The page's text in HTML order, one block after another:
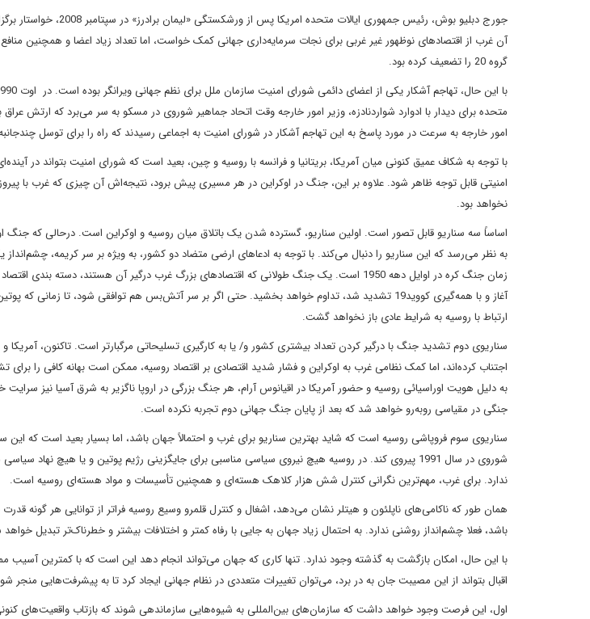
آن غرب از اقتصادهای نوظهور غیر غربی برای نجات سرمایه‌داری جهانی کمک خواست، اما تعداد زیاد اعضا و همچنین
گروه 20 را تضعیف کرده بود.
متحده برای دیدار با ادوارد شواردنادزه، وزیر امور خارجه وقت اتحاد جماهیر شوروی در مسکو به سر می‌برد که ارتش
امور خارجه به سرعت در مورد پاسخ به این تهاجم آشکار در شورای امنیت به اجماعی رسیدند که راه را برای توسل
با توجه به شکاف عمیق کنونی میان آمریکا، بریتانیا و فرانسه با روسیه و چین، بعید است که شورای امنیت بتواند در
امنیتی قابل توجه ظاهر شود. علاوه بر این، جنگ در اوکراین در هر مسیری پیش برود، نتیجه‌اش آن چیزی که غرب با
نخواهد بود.
اساساً سه سناریو قابل تصور است. اولین سناریو، گسترده شدن یک باتلاق میان روسیه و اوکراین است. درحالی که جنگ
به نظر می‌رسد که این سناریو را دنبال می‌کند. با توجه به ادعاهای ارضی متضاد دو کشور، به ویژه بر سر کریمه،
زمان جنگ کره در اوایل دهه 1950 است. یک جنگ طولانی که اقتصادهای بزرگ غرب درگیر آن هستند، دسته
آغاز و با همه‌گیری کووید19 تشدید شد، تداوم خواهد بخشید. حتی اگر بر سر آتش‌بس هم توافقی شود، تا زمانی
ارتباط با روسیه به شرایط عادی باز نخواهد گشت.
سناریوی دوم تشدید جنگ با درگیر کردن تعداد بیشتری کشور و/ یا به کارگیری تسلیحاتی مرگبارتر است. تاکنون،
اجتناب کرده‌اند، اما کمک نظامی غرب به اوکراین و فشار شدید اقتصادی بر اقتصاد روسیه، ممکن است بهانه کافی را
به دلیل هویت اوراسیائی روسیه و حضور آمریکا در اقیانوس آرام، هر جنگ بزرگی در اروپا ناگزیر به شرق آسیا نیز
جنگی در مقیاسی روبه‌رو خواهد شد که بعد از پایان جنگ جهانی دوم تجربه نکرده است.
سناریوی سوم فروپاشی روسیه است که شاید بهترین سناریو برای غرب و احتمالاً جهان باشد، اما بسیار بعید است که این
شوروی در سال 1991 پیروی کند. در روسیه هیچ نیروی سیاسی مناسبی برای جایگزینی رژیم پوتین و یا هیچ نهاد
ندارد. برای غرب، مهم‌ترین نگرانی کنترل شش هزار کلاهک هسته‌ای و همچنین تأسیسات و مواد هسته‌ای روسیه است.
همان طور که ناکامی‌های ناپلئون و هیتلر نشان می‌دهد، اشغال و کنترل قلمرو وسیع روسیه فراتر از توانایی هر گونه
باشد، فعلا چشم‌انداز روشنی ندارد. به احتمال زیاد جهان به جایی با رفاه کمتر و اختلافات بیشتر و خطرناک‌تر تبدیل
با این حال، امکان بازگشت به گذشته وجود ندارد. تنها کاری که جهان می‌تواند انجام دهد این است که با کمترین آسیب
اقبال بتواند از این مصیبت جان به در برد، می‌توان تغییرات متعددی در نظام جهانی ایجاد کرد تا به پیشرفت‌هایی منجر
اول، این فرصت وجود خواهد داشت که سازمان‌های بین‌المللی به شیوه‌هایی سازماندهی شوند که بازتاب واقعیت‌های